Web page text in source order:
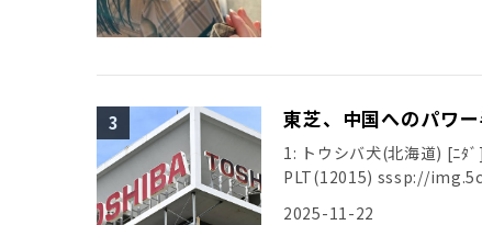
東芝、中国へのパワ
1: トウシバ犬(北海道) [ﾆ
PLT(12015) sssp://
2025-11-22